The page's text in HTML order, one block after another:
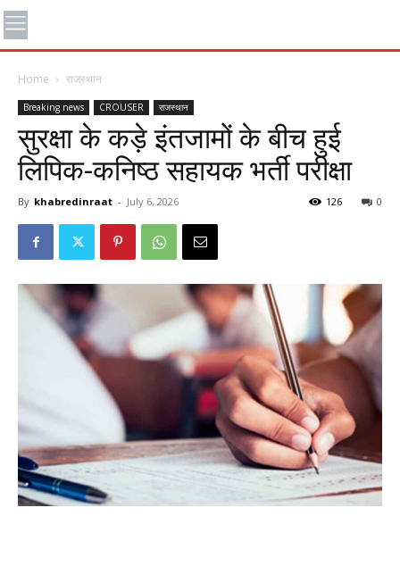
Home राजस्थान
Breaking news CROUSER राजस्थान
सुरक्षा के कड़े इंतजामों के बीच हुई
लिपिक-कनिष्ठ सहायक भर्ती परीक्षा
By khabredinraat - July 6, 2026 0
126